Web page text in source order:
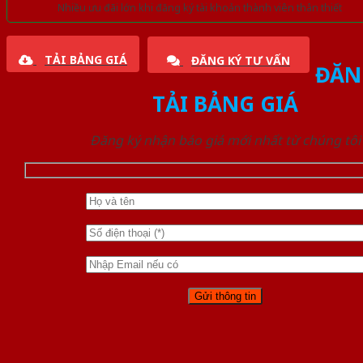
Nhiều ưu đãi lớn khi đăng ký tài khoản thành viên thân thiết
TẢI BẢNG GIÁ ĐĂNG KÝ TƯ VẤN
TẢI BẢNG GIÁ
Đăng ký nhận báo giá mới nhất từ chúng tôi